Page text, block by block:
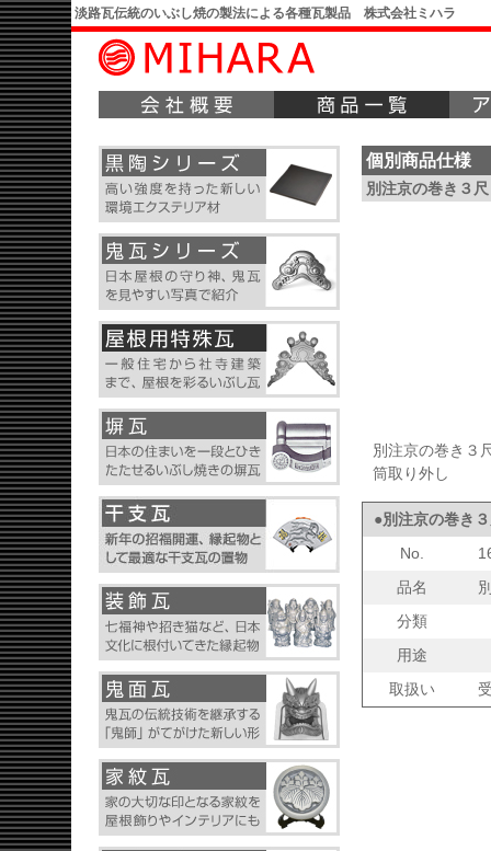
淡路瓦伝統のいぶし焼の製法による各種瓦製品 株式会社ミハラ
個別商品仕様
別注京の巻き３
別注京の巻き３
筒取り外し
●別注京の巻き
No.
品名
分類
用途
取扱い